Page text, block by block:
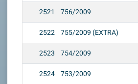
2521 756/2009
2522 755/2009 (EXTRA)
2523 754/2009
2524 753/2009